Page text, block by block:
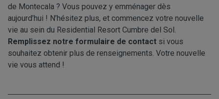
de Montecala ? Vous pouvez y emménager dès
aujourd’hui ! N’hésitez plus, et commencez votre nouvelle
vie au sein du Residential Resort Cumbre del Sol.
Remplissez notre formulaire de contact si vous
souhaitez obtenir plus de renseignements. Votre nouvelle
vie vous attend !